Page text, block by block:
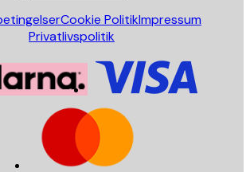
Cookie PolitikImpressum
Privatlivspolitik